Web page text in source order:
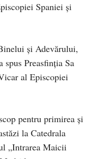
Spaniei și
și Adevărului,
spus Preasfinția Sa
al Episcopiei
pentru primirea și
la Catedrala
„Intrarea Maicii